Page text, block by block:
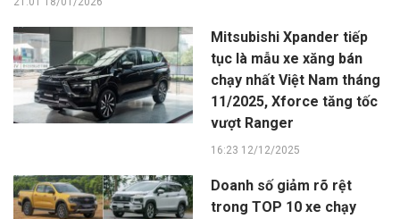
Mitsubishi Xpander tiếp
tục là mẫu xe xăng bán
chạy nhất Việt Nam tháng
11/2025, Xforce tăng tốc
vượt Ranger
16:23 12/12/2025
Doanh số giảm rõ rệt
trong TOP 10 xe chạy